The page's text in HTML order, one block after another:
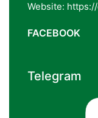
Website:
FACEBOOK
Telegram